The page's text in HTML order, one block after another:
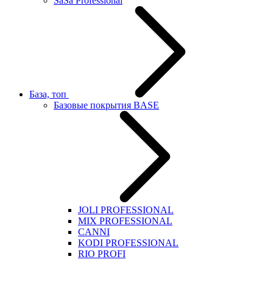
База, топ
Базовые покрытия BASE
JOLI PROFESSIONAL
MIX PROFESSIONAL
CANNI
KODI PROFESSIONAL
RIO PROFI